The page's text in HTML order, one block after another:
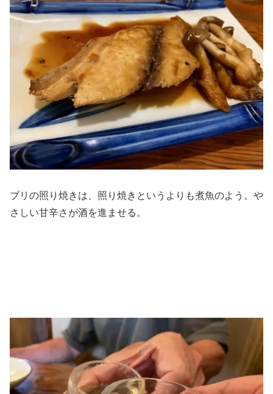
ブリの照り焼きは、照り焼きというよりも煮魚のよう。や
さしい甘辛さが酒を進ませる。